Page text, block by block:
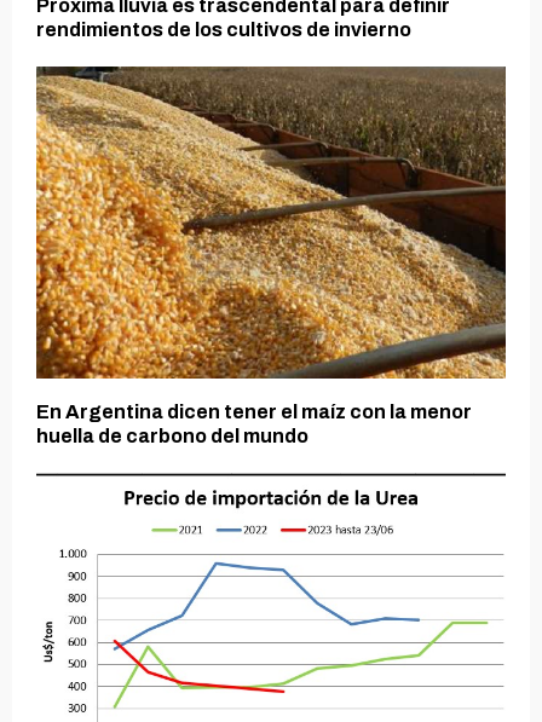
Próxima lluvia es trascendental para definir
rendimientos de los cultivos de invierno
En Argentina dicen tener el maíz con la menor
huella de carbono del mundo